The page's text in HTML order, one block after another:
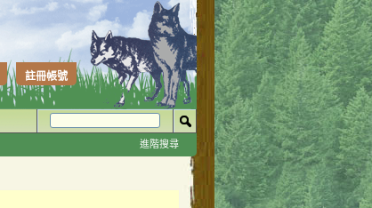
註冊帳號
進階搜尋